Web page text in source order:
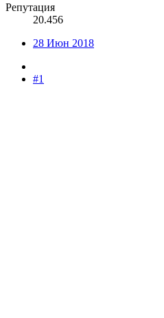
Репутация
20.456
28 Июн 2018
#1